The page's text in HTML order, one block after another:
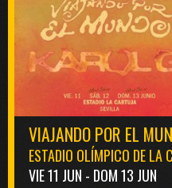
VIAJANDO POR EL
ESTADIO OLÍMPICO DE LA
VIE 11 JUN - DOM 13 JUN